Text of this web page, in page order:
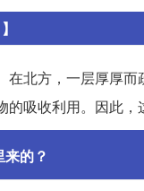
北方，一层厚厚
吸收利用。因此，
的？